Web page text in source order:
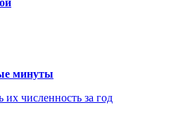
минуты
численность за год